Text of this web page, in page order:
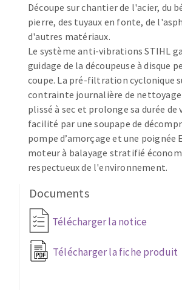
Feutres à polir
Bandes sans fin
MACHINES POUR LE
Tronçonneuses
Scies à ruban
Perceuses
Perceuses magnétiques
Affuteurs de forets
Ponceuses
Tables
OUTILS
Fraises scies
Fraise HSS
Découpe sur chantier de l'acier, du
pierre, des tuyaux en fonte, de
d'autres matériaux.
Le système anti-vibrations STIHL
guidage de la découpeuse à disque
coupe. La pré-filtration cyclonique
contrainte journalière de
plissé à sec et prolonge sa durée de
facilité par une soupape de
pompe d’amorçage et une
moteur à balayage stratifié
respectueux de l'environnement.
Documents
Télécharger la notice
Télécharger la fiche produit